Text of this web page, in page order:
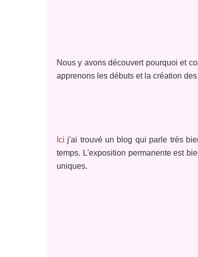
Nous y avons découvert pourquoi et
apprenons les débuts et la création
Ici j'ai trouvé un blog qui parle très
temps. L'exposition permanente est
uniques.